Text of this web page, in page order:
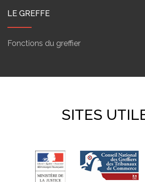
LE GREFFE
Fonctions du greffier
SITES